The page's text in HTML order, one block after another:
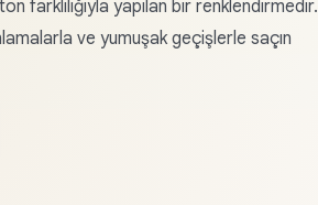
farklılığıyla yapılan bir renklendirmedir.
ve yumuşak geçişlerle saçın